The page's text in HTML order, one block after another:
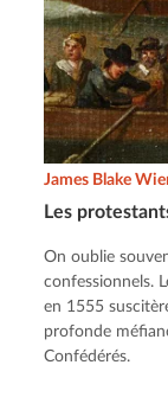
Les
James Blake
On oublie
confessionnels.
en 1555
profonde
Confédérés.